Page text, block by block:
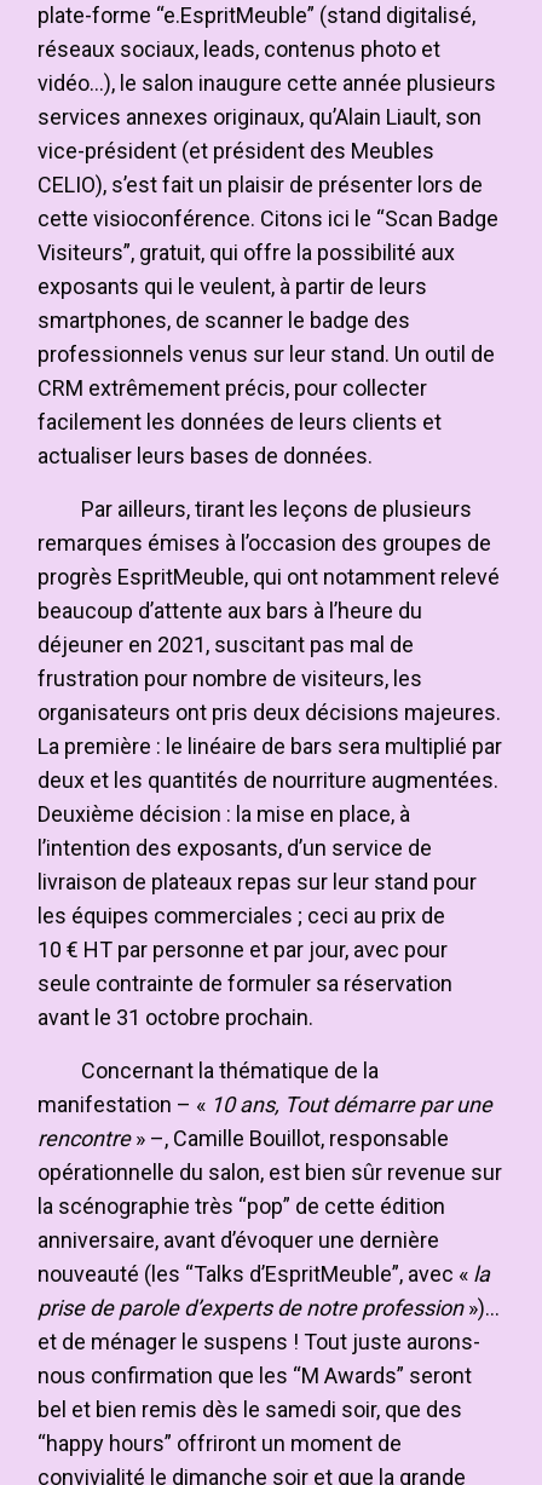
plate-forme “e.EspritMeuble” (stand digitalisé,
réseaux sociaux, leads, contenus photo et
vidéo…), le salon inaugure cette année plusieurs
services annexes originaux, qu’Alain Liault, son
vice-président (et président des Meubles
CELIO), s’est fait un plaisir de présenter lors de
cette visioconférence. Citons ici le “Scan Badge
Visiteurs”, gratuit, qui offre la possibilité aux
exposants qui le veulent, à partir de leurs
smartphones, de scanner le badge des
professionnels venus sur leur stand. Un outil de
CRM extrêmement précis, pour collecter
facilement les données de leurs clients et
actualiser leurs bases de données.
Par ailleurs, tirant les leçons de plusieurs
remarques émises à l’occasion des groupes de
progrès EspritMeuble, qui ont notamment relevé
beaucoup d’attente aux bars à l’heure du
déjeuner en 2021, suscitant pas mal de
frustration pour nombre de visiteurs, les
organisateurs ont pris deux décisions majeures.
La première : le linéaire de bars sera multiplié par
deux et les quantités de nourriture augmentées.
Deuxième décision : la mise en place, à
l’intention des exposants, d’un service de
livraison de plateaux repas sur leur stand pour
les équipes commerciales ; ceci au prix de
10 € HT par personne et par jour, avec pour
seule contrainte de formuler sa réservation
avant le 31 octobre prochain.
Concernant la thématique de la
manifestation – « 10 ans, Tout démarre par une
rencontre» –, Camille Bouillot, responsable
opérationnelle du salon, est bien sûr revenue sur
la scénographie très “pop” de cette édition
anniversaire, avant d’évoquer une dernière
nouveauté (les “Talks d’EspritMeuble”, avec « la
prise de parole d’experts de notre profession»)…
et de ménager le suspens ! Tout juste aurons-
nous confirmation que les “M Awards” seront
bel et bien remis dès le samedi soir, que des
“happy hours” offriront un moment de
convivialité le dimanche soir et que la grande